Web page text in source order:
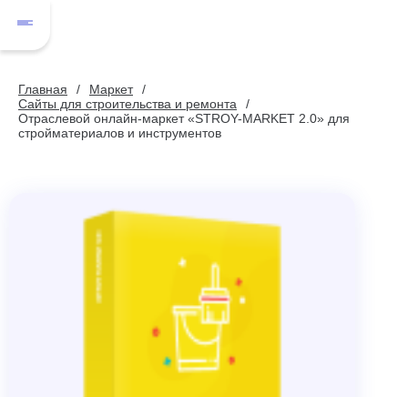
Главная
Маркет
Сайты для строительства и ремонта
Отраслевой онлайн-маркет «STROY-MARKET 2.0» для
стройматериалов и инструментов